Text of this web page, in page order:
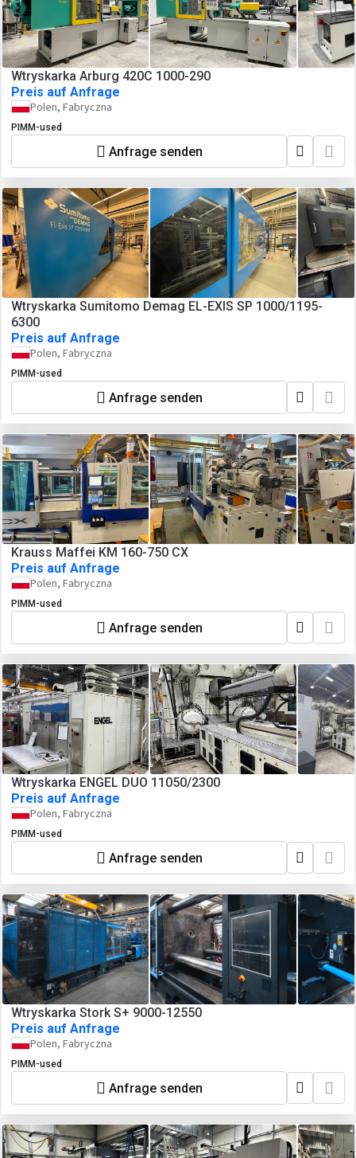
Wtryskarka Arburg 420C 1000-290
Preis auf Anfrage
Polen, Fabryczna
PIMM-used
Anfrage senden
Wtryskarka Sumitomo Demag EL-EXIS SP 1000/1195-
6300
Preis auf Anfrage
Polen, Fabryczna
PIMM-used
Anfrage senden
Krauss Maffei KM 160-750 CX
Preis auf Anfrage
Polen, Fabryczna
PIMM-used
Anfrage senden
Wtryskarka ENGEL DUO 11050/2300
Preis auf Anfrage
Polen, Fabryczna
PIMM-used
Anfrage senden
Wtryskarka Stork S+ 9000-12550
Preis auf Anfrage
Polen, Fabryczna
PIMM-used
Anfrage senden